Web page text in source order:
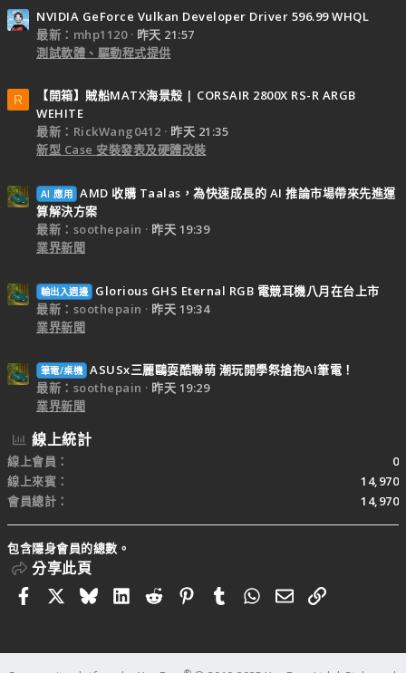
NVIDIA GeForce Vulkan Developer Driver 596.99 WHQL
最新：mhp1120
昨天 21:57
測試軟體、驅動程式提供
R
【開箱】賊船MATX海景殼 | CORSAIR 2800X RS-R ARGB
WEHITE
最新：RickWang0412
昨天 21:35
新型 Case 安裝發表及硬體改裝
AI 應用 AMD 收購 Taalas，為快速成長的 AI 推論市場帶來先進運
算解決方案
最新：soothepain
昨天 19:39
業界新聞
輸出入週邊
Glorious GHS Eternal RGB 電競耳機八月在台上市
最新：soothepain
昨天 19:34
業界新聞
筆電/桌機 ASUSx三麗鷗耍酷聯萌 潮玩開學祭搶抱AI筆電！
最新：soothepain
昨天 19:29
業界新聞
線上統計
線上會員
0
線上來賓
14,970
會員總計
14,970
包含隱身會員的總數。
分享此頁
FacebookBlueskyLinkedIn
RedditPinterestTumblrWhatsApp
電子郵件
連結